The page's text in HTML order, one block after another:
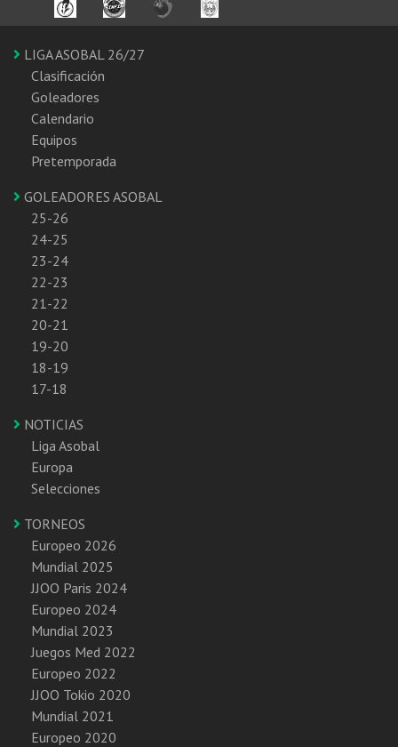
LIGA ASOBAL 26/27
Clasificación
Goleadores
Calendario
Equipos
Pretemporada
GOLEADORES ASOBAL
25-26
24-25
23-24
22-23
21-22
20-21
19-20
18-19
17-18
NOTICIAS
Liga Asobal
Europa
Selecciones
TORNEOS
Europeo 2026
Mundial 2025
JJOO Paris 2024
Europeo 2024
Mundial 2023
Juegos Med 2022
Europeo 2022
JJOO Tokio 2020
Mundial 2021
Europeo 2020